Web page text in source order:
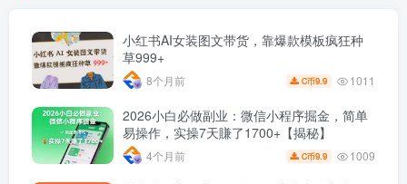
小红书AI女装图文带货，靠爆款模板疯狂种
草999+
8个月前 C币9.9 1011
2026小白必做副业：微信小程序掘金，简单
易操作，实操7天賺了1700+【揭秘】
4个月前 C币9.9 1009